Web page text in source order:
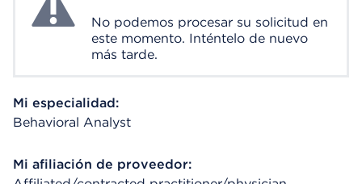
No podemos procesar su solicitud en
este momento. Inténtelo de nuevo
más tarde.
Mi especialidad:
Behavioral Analyst
Mi afiliación de proveedor: